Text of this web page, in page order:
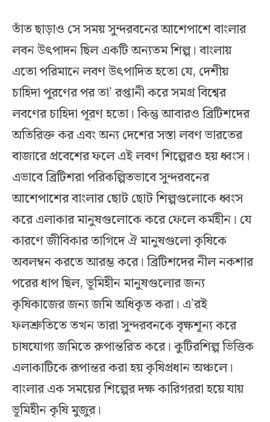
তাঁত ছাড়াও সে সময় সুন্দরবনের আশেপাশে বাংলার
লবন উৎপাদন ছিল একটি অন্যতম শিল্প। বাংলায়
এতো পরিমানে লবণ উৎপাদিত হতো যে, দেশীয়
চাহিদা পুরণের পর তা’ রপ্তানী করে সমগ্র বিশ্বের
লবণের চাহিদা পূরণ হতো। কিন্তু আবারও ব্রিটিশদের
অতিরিক্ত কর এবং অন্য দেশের সস্তা লবণ ভারতের
বাজারে প্রবেশের ফলে এই লবণ শিল্পেরও হয় ধ্বংস।
এভাবে ব্রিটিশরা পরিকল্পিতভাবে সুন্দরবনের
আশেপাশের বাংলার ছোট ছোট শিল্পগুলোকে ধ্বংস
করে এলাকার মানুষগুলোকে করে ফেলে কর্মহীন। যে
কারণে জীবিকার তাগিদে ঐ মানুষগুলো কৃষিকে
অবলম্বন করতে আরম্ভ করে। ব্রিটিশদের নীল নকশার
পরের ধাপ ছিল, ভূমিহীন মানুষগুলোর জন্য
কৃষিকাজের জন্য জমি অধিকৃত করা। এ’রই
ফলশ্রুতিতে তখন তারা সুন্দরবনকে বৃক্ষশূন্য করে
চাষযোগ্য জমিতে রুপান্তরিত করে। কুটিরশিল্প ভিত্তিক
এলাকাটিকে রূপান্তর করা হয় কৃষিপ্রধান অঞ্চলে।
বাংলার এক সময়ের শিল্পের দক্ষ কারিগররা হয়ে যায়
ভূমিহীন কৃষি মুজুর।